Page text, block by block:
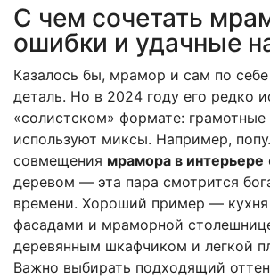
С чем сочетать
ошибки и удачные
Казалось бы, мрамор и сам по
деталь. Но в 2024 году его редко
«солистском» формате:
используют миксы. Например,
совмещения мрамора в интерьере
деревом — эта пара смотрится
времени. Хороший пример —
фасадами и мраморной
деревянным шкафчиком и легкой
Важно выбирать подходящий